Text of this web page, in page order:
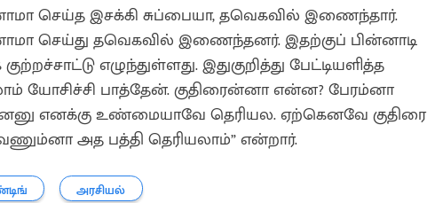
செய்த இசக்கி சுப்பையா, தவெகவில் இணைந்தார்.
செய்து தவெகவில் இணைந்தனர். இதற்குப் பின்னாடி
எழுந்துள்ளது. இதுகுறித்து பேட்டியளித்த
யோசிச்சி பாத்தேன். குதிரைன்னா என்ன? பேரம்னா
எனக்கு உண்மையாவே தெரியல. ஏற்கெனவே குதிரை
அத பத்தி தெரியலாம்” என்றார்.
அரசியல்